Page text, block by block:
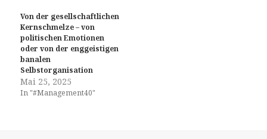
Von der gesellschaftlichen
Kernschmelze – von
politischen Emotionen
oder von der enggeistigen
banalen
Selbstorganisation
Mai 25, 2025
In "#Management40"